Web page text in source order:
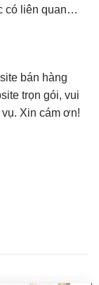
có liên quan…
bán hàng
trọn gói, vui
Xin cám ơn!